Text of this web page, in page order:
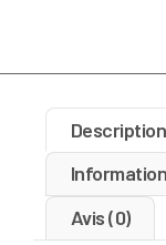
Description
Avis (0)